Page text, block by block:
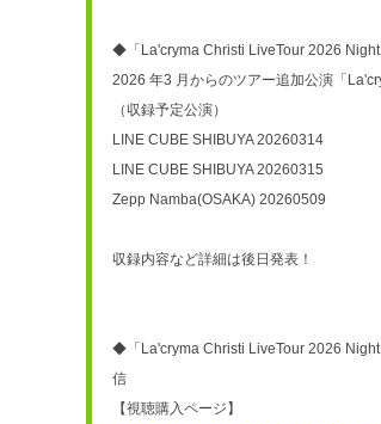
◆「La'cryma Christi LiveTour 2026
2026 年3 月からのツアー追加公演「
（収録予定公演）
LINE CUBE SHIBUYA 20260314
LINE CUBE SHIBUYA 20260315
Zepp Namba(OSAKA) 20260509
収録内容など詳細は後日発表！
◆「La'cryma Christi LiveTour 2026
信
【視聴購入ページ】